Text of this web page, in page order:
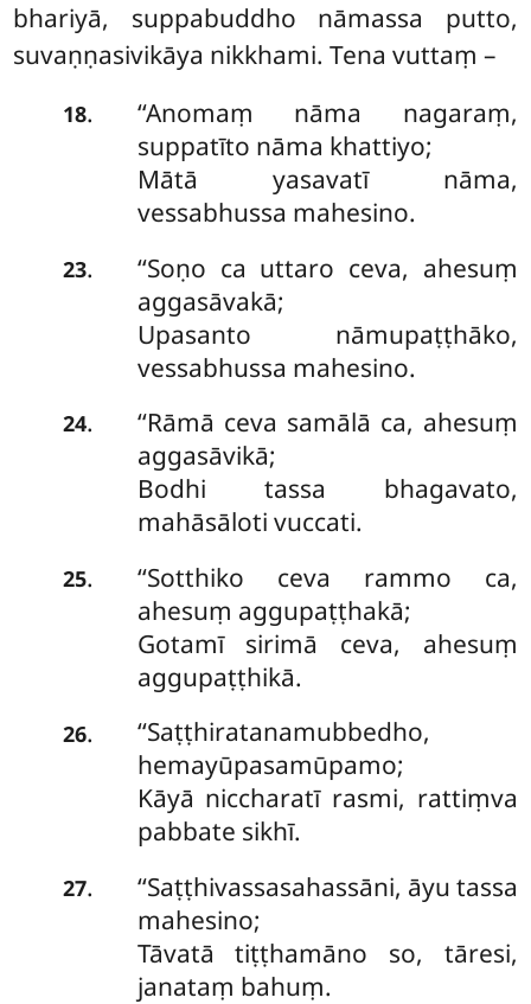
bhariyā, suppabuddho nāmassa putto,
suvaṇṇasivikāya nikkhami. Tena vuttaṃ –
18.
‘‘Anomaṃ nāma nagaraṃ,
suppatīto nāma khattiyo;
Mātā yasavatī nāma,
vessabhussa mahesino.
23.
‘‘Soṇo ca uttaro ceva, ahesuṃ
aggasāvakā;
Upasanto nāmupaṭṭhāko,
vessabhussa mahesino.
24.
‘‘Rāmā ceva samālā ca, ahesuṃ
aggasāvikā;
Bodhi tassa bhagavato,
mahāsāloti vuccati.
25. ‘‘Sotthiko ceva rammo ca,
ahesuṃ aggupaṭṭhakā;
Gotamī sirimā ceva, ahesuṃ
aggupaṭṭhikā.
26.
‘‘Saṭṭhiratanamubbedho,
hemayūpasamūpamo;
Kāyā niccharatī rasmi, rattiṃva
pabbate sikhī.
27.
‘‘Saṭṭhivassasahassāni, āyu tassa
mahesino;
Tāvatā tiṭṭhamāno so, tāresi,
janataṃ bahuṃ.